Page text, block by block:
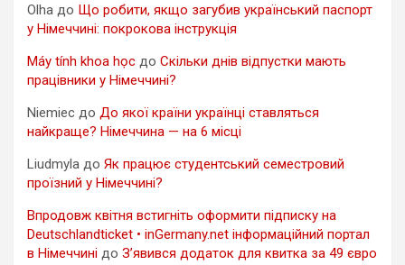
Olha до Що робити, якщо загубив український паспорт
у Німеччині: покрокова інструкція
Máy tính khoa học до Скільки днів відпустки мають
працівники у Німеччині?
Niemiec до До якої країни українці ставляться
найкраще? Німеччина — на 6 місці
Liudmyla до Як працює студентський семестровий
проїзний у Німеччині?
Впродовж квітня встигніть оформити підписку на
Deutschlandticket • inGermany.net інформаційний портал
в Німеччині до З’явився додаток для квитка за 49 євро